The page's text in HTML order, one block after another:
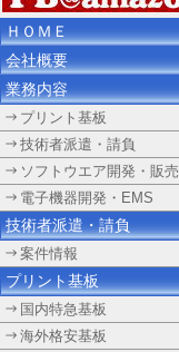
ＨＯＭＥ
会社概要
業務内容
プリント基板
技術者派遣・請負
ソフトウエア開発・販売
電子機器開発・EMS
技術者派遣・請負
案件情報
プリント基板
国内特急基板
海外格安基板